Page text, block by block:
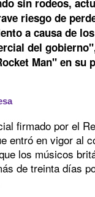
sin rodeos,
riesgo de
a causa de
del
Man" en su
firmado por el
entró en vigor al
los músicos
de treinta días